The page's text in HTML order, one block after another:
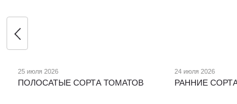
25 июля 2026
ПОЛОСАТЫЕ СОРТА ТОМАТОВ
24 июля 2026
РАННИЕ